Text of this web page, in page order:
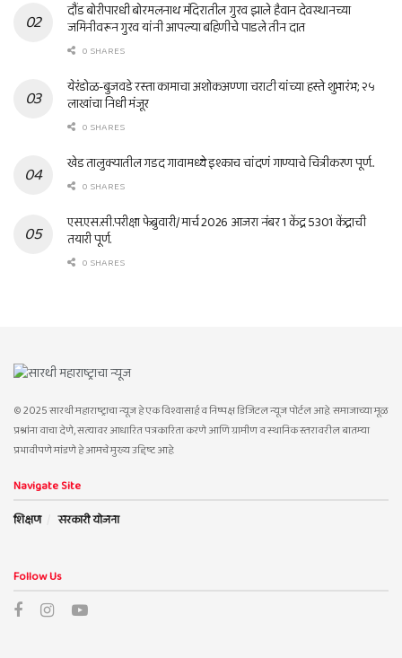
दौंड बोरीपारधी बोरमलनाथ मंदिरातील गुरव झाले हैवान देवस्थानच्या
जमिनीवरून गुरव यांनी आपल्या बहिणीचे पाडले तीन दात
0 SHARES
येरंडोळ-बुजवडे रस्ता कामाचा अशोकअण्णा चराटी यांच्या हस्ते शुभारंभ; २५
लाखांचा निधी मंजूर
0 SHARES
खेड तालुक्यातील गडद गावामध्ये इश्काच चांदणं गाण्याचे चित्रीकरण पूर्ण..
0 SHARES
एस.एस.सी.परीक्षा फेब्रुवारी/ मार्च 2026 आजरा नंबर 1 केंद्र 5301 केंद्राची
तयारी पूर्ण.
0 SHARES
© 2025 सारथी महाराष्ट्राचा न्यूज हे एक विश्वासार्ह व निष्पक्ष डिजिटल न्यूज पोर्टल आहे. समाजाच्या मूळ
प्रश्नांना वाचा देणे, सत्यावर आधारित पत्रकारिता करणे आणि ग्रामीण व स्थानिक स्तरावरील बातम्या
प्रभावीपणे मांडणे हे आमचे मुख्य उद्दिष्ट आहे.
Navigate Site
शिक्षण
सरकारी योजना
Follow Us